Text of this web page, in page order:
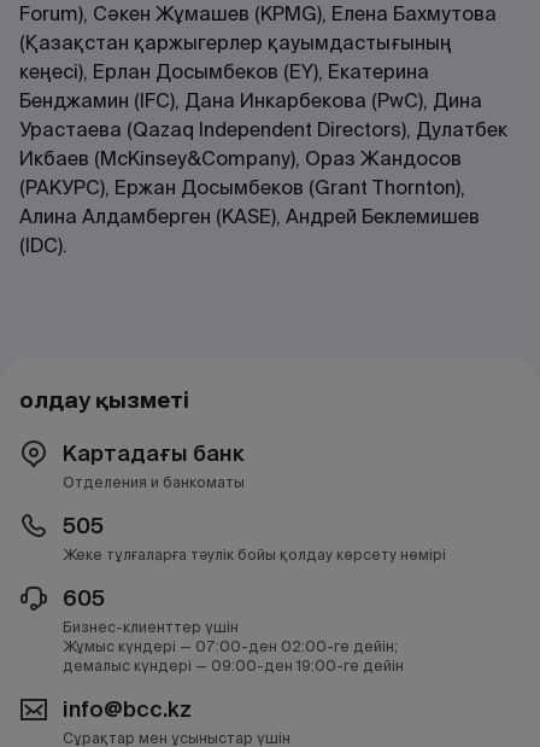
Forum), Сәкен Жұмашев (KPMG), Елена Бахмутова
(Қазақстан қаржыгерлер қауымдастығының
кеңесі), Ерлан Досымбеков (EY), Екатерина
Бенджамин (IFC), Дана Инкарбекова (PwC), Дина
Урастаева (Qazaq Independent Directors), Дулатбек
Икбаев (McKinsey&Company), Ораз Жандосов
(РАКУРС), Ержан Досымбеков (Grant Thornton),
Алина Алдамберген (KASE), Андрей Беклемишев
(IDC).
Қолдау қызметі
Картадағы банк
Отделения и банкоматы
505
Жеке тұлғаларға тәулік бойы қолдау көрсету нөмірі
605
Бизнес-клиенттер үшін
Жұмыс күндері — 07:00-ден 02:00-ге дейін;
демалыс күндері — 09:00-ден 19:00-ге дейін
info@bcc.kz
Сұрақтар мен ұсыныстар үшін